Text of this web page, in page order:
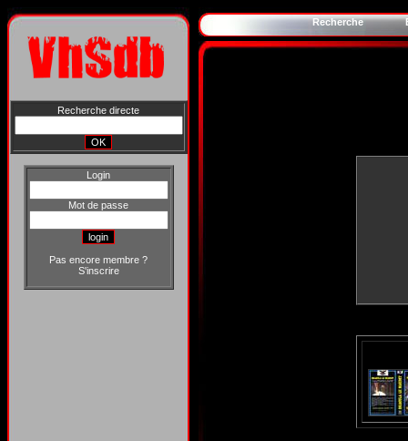
Recherche directe
Login
Mot de passe
Pas encore membre ?
S'inscrire
Recherche